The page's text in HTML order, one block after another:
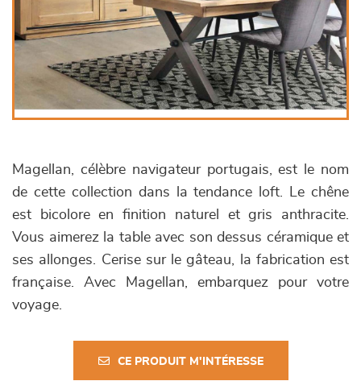
Magellan, célèbre navigateur portugais, est le nom
de cette collection dans la tendance loft. Le chêne
est bicolore en finition naturel et gris anthracite.
Vous aimerez la table avec son dessus céramique et
ses allonges. Cerise sur le gâteau, la fabrication est
française. Avec Magellan, embarquez pour votre
voyage.
CE PRODUIT M'INTÉRESSE